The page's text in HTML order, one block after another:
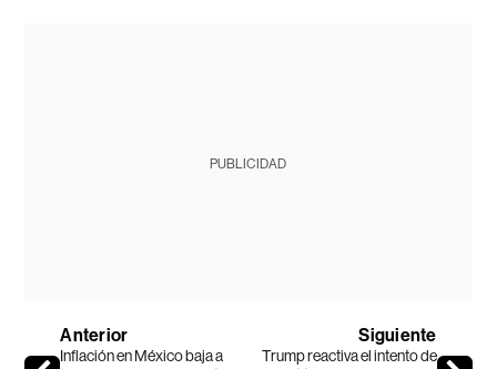
PUBLICIDAD
Anterior
Inflación en México baja a
Siguiente
Trump reactiva el intento de